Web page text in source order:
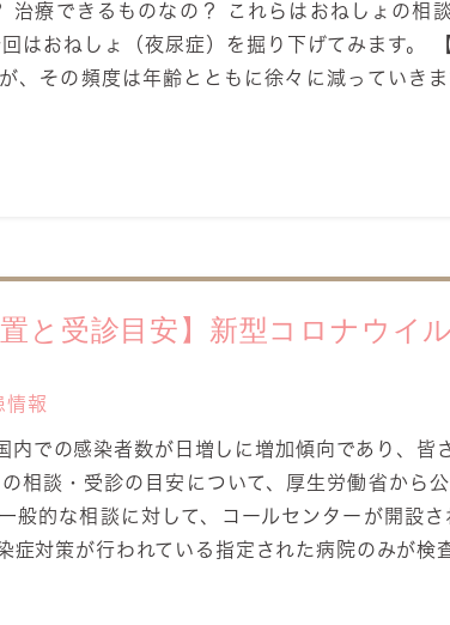
治療できるものなの？ これらはおねしょの相
はおねしょ（夜尿症）を掘り下げてみます。
、その頻度は年齢とともに徐々に減っていき
と受診目安】新型コロナウイ
情報
内での感染者数が日増しに増加傾向であり、皆
相談・受診の目安について、厚生労働省から
般的な相談に対して、コールセンターが開設
症対策が行われている指定された病院のみが検